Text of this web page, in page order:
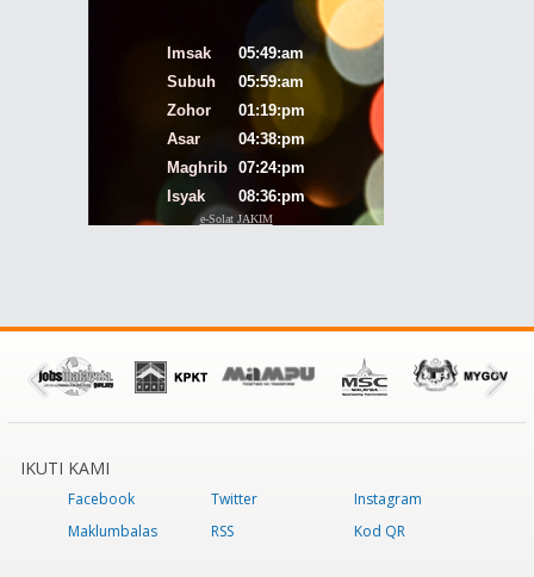
IKUTI KAMI
Facebook Twitter
Instagram
Maklumbalas
RSS Kod QR